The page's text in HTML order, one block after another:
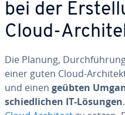
bei der
Cloud-
Die Planung,
einer guten Cloud-
und einen geübten
schied­li­chen IT-Lösungen